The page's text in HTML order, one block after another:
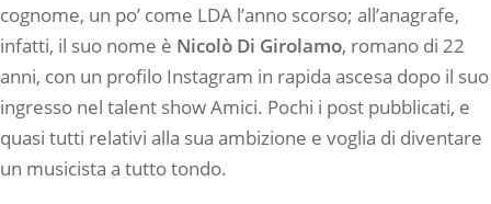
cognome, un po’ come LDA l’anno scorso; all’anagrafe,
infatti, il suo nome è Nicolò Di Girolamo, romano di 22
anni, con un profilo Instagram in rapida ascesa dopo il suo
ingresso nel talent show Amici. Pochi i post pubblicati, e
quasi tutti relativi alla sua ambizione e voglia di diventare
un musicista a tutto tondo.